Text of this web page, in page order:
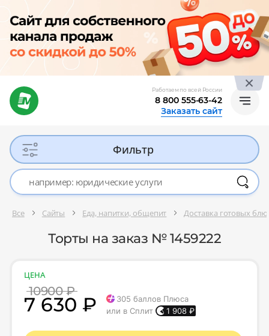
Работаем по всей России
8 800 555-63-42
Заказать сайт
Фильтр
Все Сайты Еда, напитки, общепит Доставка готовых
Торты на заказ № 1459222
ЦЕНА
10900 ₽
7 630 ₽ 305 баллов Плюса
или в Сплит
1 908 ₽